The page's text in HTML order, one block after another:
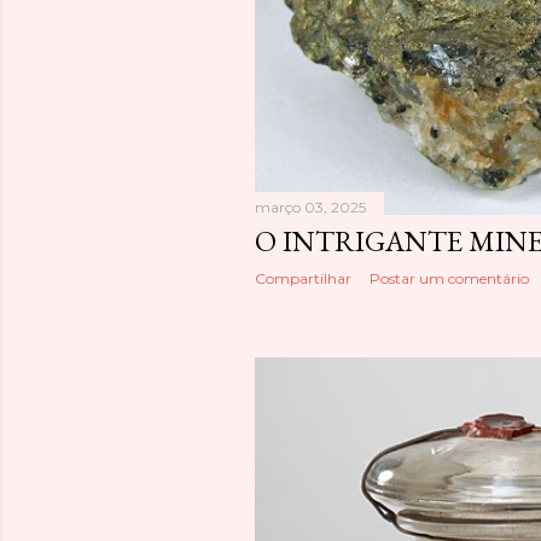
março 03, 2025
O INTRIGANTE
Compartilhar Postar um comentário